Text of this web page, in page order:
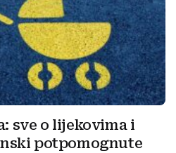
sve o lijekovima i
potpomognute